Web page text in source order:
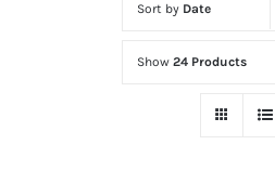
Sort by Date
Show 24 Products